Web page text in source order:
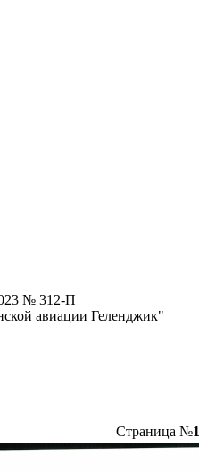
№ 312-П
авиации Геленджик"
Страница №1